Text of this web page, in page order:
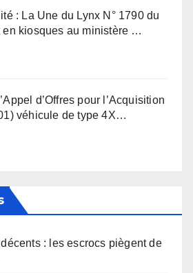
: La Une du Lynx N° 1790 du
en kiosques au ministère …
d’Offres pour l’Acquisition
véhicule de type 4X…
: les escrocs piègent de